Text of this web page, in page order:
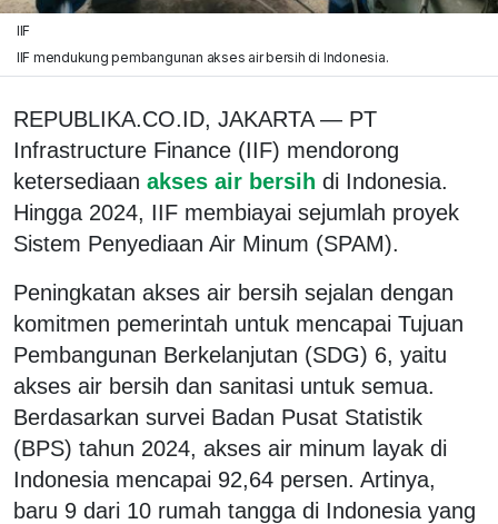
IIF
IIF mendukung pembangunan akses air bersih di Indonesia.
REPUBLIKA.CO.ID, JAKARTA — PT
Infrastructure Finance (IIF) mendorong
ketersediaan akses air bersih di Indonesia.
Hingga 2024, IIF membiayai sejumlah proyek
Sistem Penyediaan Air Minum (SPAM).
Peningkatan akses air bersih sejalan dengan
komitmen pemerintah untuk mencapai Tujuan
Pembangunan Berkelanjutan (SDG) 6, yaitu
akses air bersih dan sanitasi untuk semua.
Berdasarkan survei Badan Pusat Statistik
(BPS) tahun 2024, akses air minum layak di
Indonesia mencapai 92,64 persen. Artinya,
baru 9 dari 10 rumah tangga di Indonesia yang